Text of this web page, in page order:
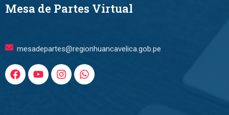
Mesa de Partes Virtual
mesadepartes@regionhuancavelica.gob.pe